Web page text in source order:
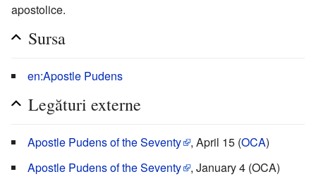
apostolice.
Sursa
en:Apostle Pudens
Legături externe
Apostle Pudens of the Seventy , April 15 (OCA)
Apostle Pudens of the Seventy
, January 4 (OCA)